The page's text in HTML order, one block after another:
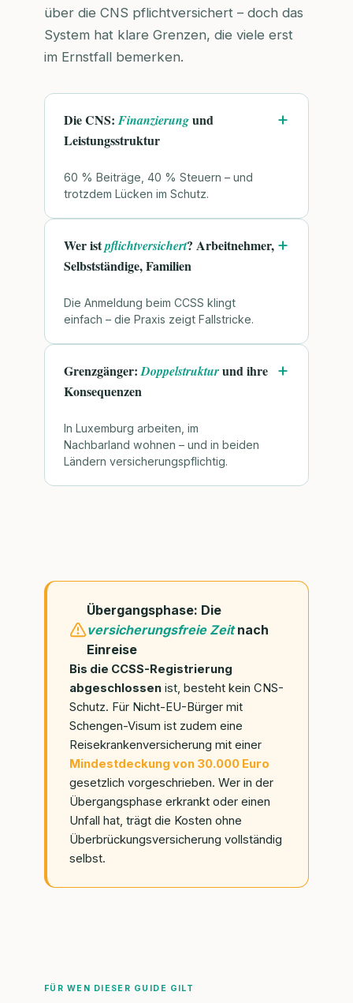
über die CNS pflichtversichert – doch das
System hat klare Grenzen, die viele erst
im Ernstfall bemerken.
Die CNS: Finanzierungund
Leistungsstruktur
60 % Beiträge, 40 % Steuern – und
trotzdem Lücken im Schutz.
Wer istpflichtversichert? Arbeitnehmer,
Selbstständige, Familien
Die Anmeldung beim CCSS klingt
einfach – die Praxis zeigt Fallstricke.
Grenzgänger:Doppelstrukturund ihre
Konsequenzen
In Luxemburg arbeiten, im
Nachbarland wohnen – und in beiden
Ländern versicherungspflichtig.
Übergangsphase: Die
versicherungsfreie Zeitnach
Einreise
Bis die CCSS-Registrierung
abgeschlossen ist, besteht kein CNS-
Schutz. Für Nicht-EU-Bürger mit
Schengen-Visum ist zudem eine
Reisekrankenversicherung mit einer
Mindestdeckung von 30.000 Euro
gesetzlich vorgeschrieben. Wer in der
Übergangsphase erkrankt oder einen
Unfall hat, trägt die Kosten ohne
Überbrückungsversicherung vollständig
selbst.
FÜR WEN DIESER GUIDE GILT